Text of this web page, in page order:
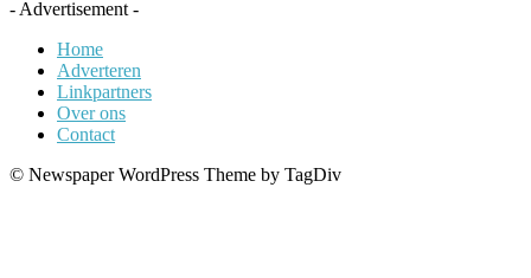
- Advertisement -
Home
Adverteren
Linkpartners
Over ons
Contact
© Newspaper WordPress Theme by TagDiv